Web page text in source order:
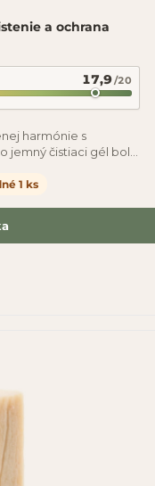
a ochrana
17,9/20
harmónie s
jemný čistiaci gél bol
1 ks